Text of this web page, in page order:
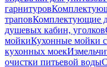
гарнитуров
траповКомплектующие
душевых кабин, уголков
мойкиКухонные мойки
кухонных моек
очистки питьевой воды